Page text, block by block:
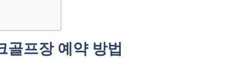
골프장 예약 방법